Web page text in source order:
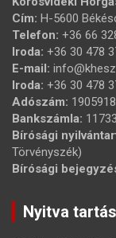
Cím: H-5600
Telefon: +36 66
Iroda: +36 30 478
E-mail:
Iroda: +36 30 478
Adószám:
Bankszámla:
Bírósági
Törvényszék)
Bírósági
Nyitva tartás